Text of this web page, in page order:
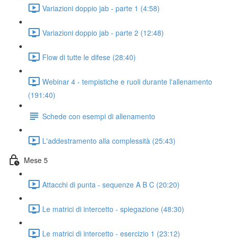
Variazioni doppio jab - parte 1 (4:58)
Variazioni doppio jab - parte 2 (12:48)
Flow di tutte le difese (28:40)
Webinar 4 - tempistiche e ruoli durante l'allenamento
(191:40)
Schede con esempi di allenamento
L'addestramento alla complessità (25:43)
Mese 5
Attacchi di punta - sequenze A B C (20:20)
Le matrici di intercetto - spiegazione (48:30)
Le matrici di intercetto - esercizio 1 (23:12)